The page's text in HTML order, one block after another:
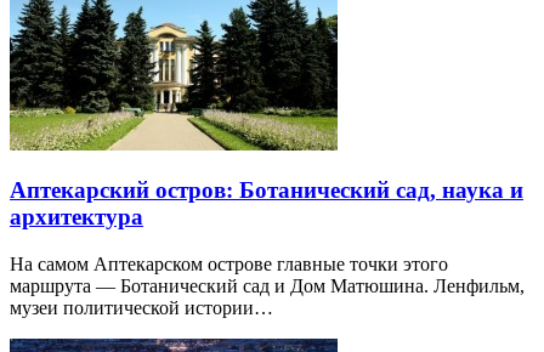
Аптекарский остров: Ботанический сад, наука и
архитектура
На самом Аптекарском острове главные точки этого
маршрута — Ботанический сад и Дом Матюшина. Ленфильм,
музеи политической истории…